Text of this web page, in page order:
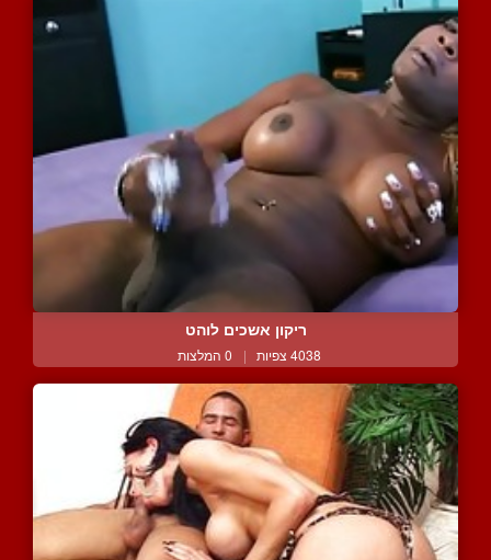
ריקון אשכים לוהט
4038 צפיות | 0 המלצות